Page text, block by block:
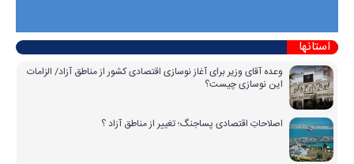
استانها
وعده آقای وزیر برای آغاز نوسازی اقتصادی کشور از مناطق آزاد/ الزامات
این نوسازی چیست؟
اصلاحاتِ اقتصادی پساجنگ؛ تغییر از مناطق آزاد ؟